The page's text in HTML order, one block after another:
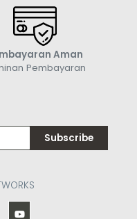
Aman
Pembayaran
Subscribe